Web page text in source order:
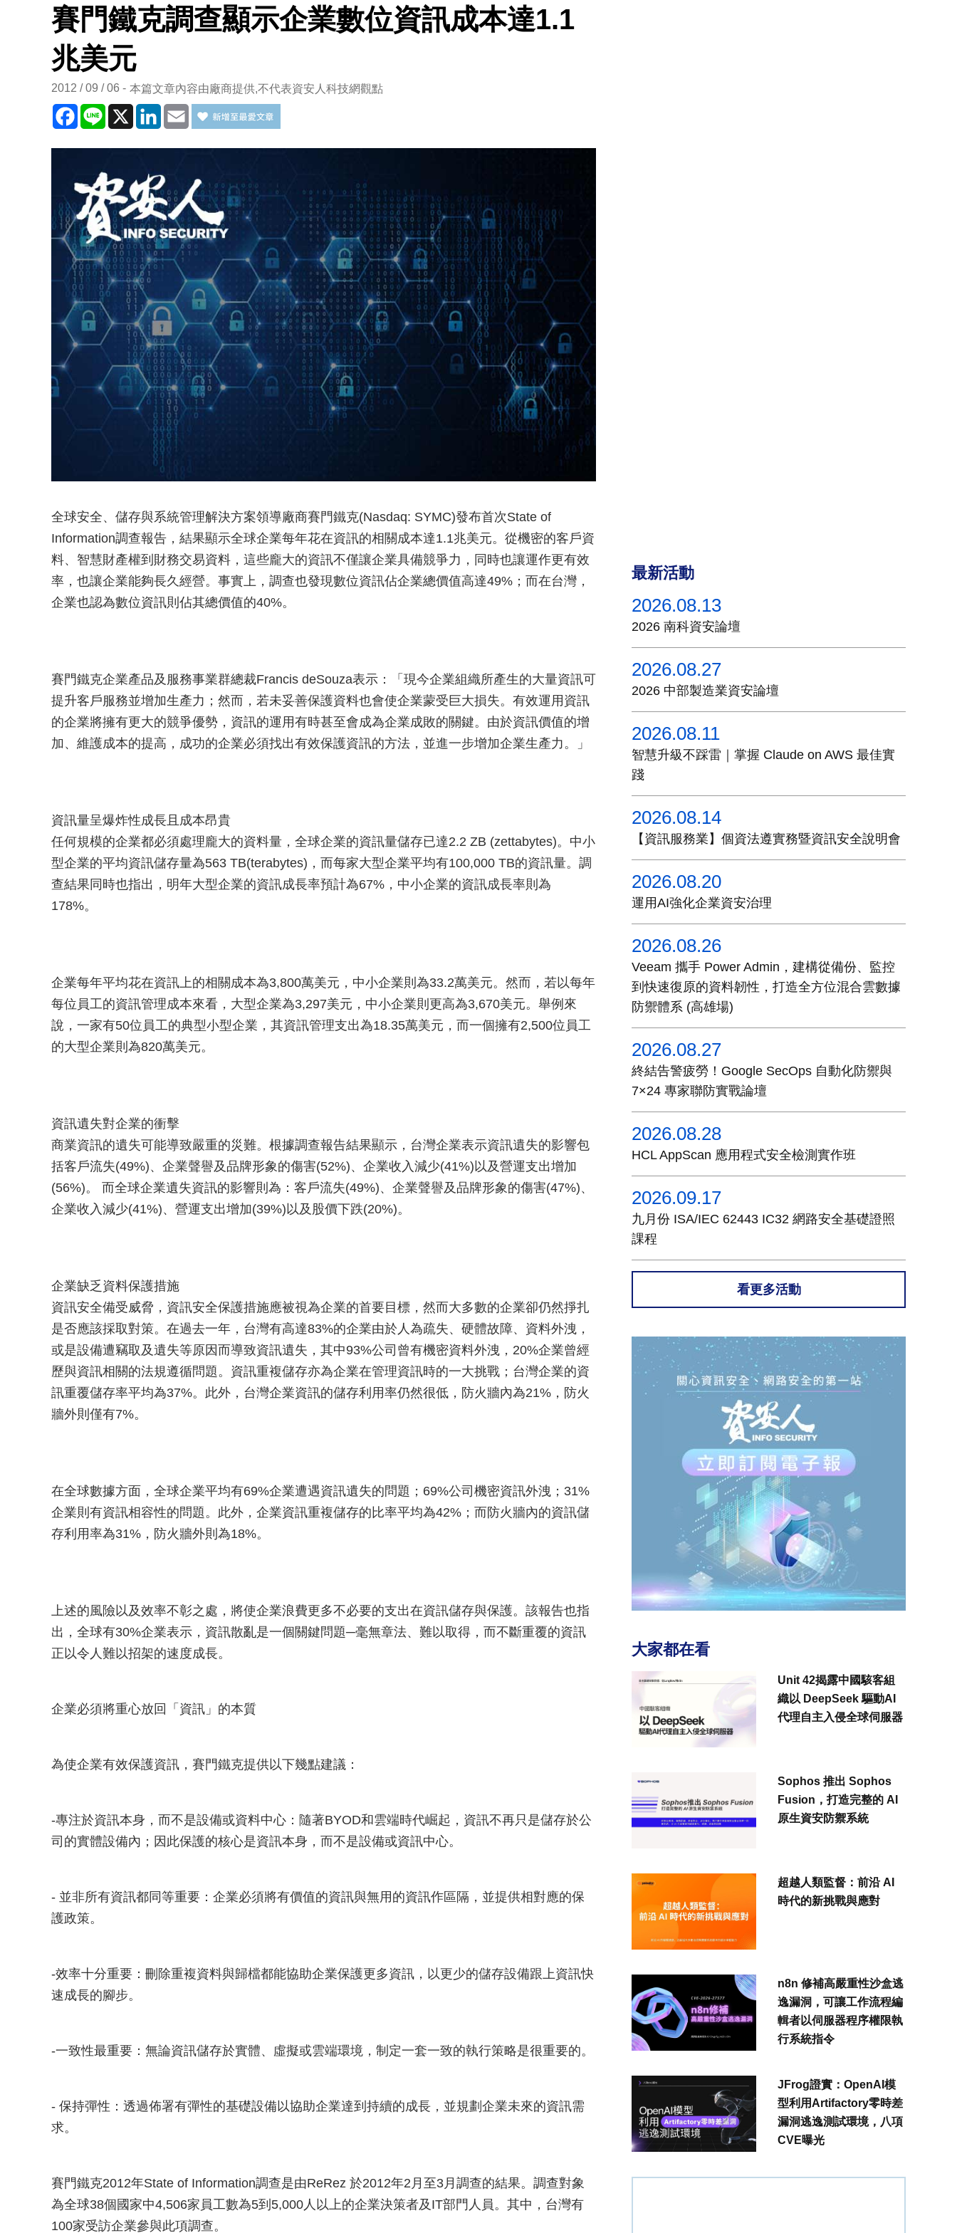
賽門鐵克調查顯示企業數位資訊成本達1.1
兆美元
2012 / 09 / 06 本篇文章內容由廠商提供,不代表資安人科技網觀點
Facebook
Line X LinkedInEmail
全球安全、儲存與系統管理解決方案領導廠商賽門鐵克(Nasdaq: SYMC)發布首次State of
Information調查報告，結果顯示全球企業每年花在資訊的相關成本達1.1兆美元。從機密的客戶資
料、智慧財產權到財務交易資料，這些龐大的資訊不僅讓企業具備競爭力，同時也讓運作更有效
率，也讓企業能夠長久經營。事實上，調查也發現數位資訊佔企業總價值高達49%；而在台灣，
企業也認為數位資訊則佔其總價值的40%。
賽門鐵克企業產品及服務事業群總裁Francis deSouza表示：「現今企業組織所產生的大量資訊可
提升客戶服務並增加生產力；然而，若未妥善保護資料也會使企業蒙受巨大損失。有效運用資訊
的企業將擁有更大的競爭優勢，資訊的運用有時甚至會成為企業成敗的關鍵。由於資訊價值的增
加、維護成本的提高，成功的企業必須找出有效保護資訊的方法，並進一步增加企業生產力。」
資訊量呈爆炸性成長且成本昂貴
任何規模的企業都必須處理龐大的資料量，全球企業的資訊量儲存已達2.2 ZB (zettabytes)。中小
型企業的平均資訊儲存量為563 TB(terabytes)，而每家大型企業平均有100,000 TB的資訊量。調
查結果同時也指出，明年大型企業的資訊成長率預計為67%，中小企業的資訊成長率則為
178%。
企業每年平均花在資訊上的相關成本為3,800萬美元，中小企業則為33.2萬美元。然而，若以每年
每位員工的資訊管理成本來看，大型企業為3,297美元，中小企業則更高為3,670美元。舉例來
說，一家有50位員工的典型小型企業，其資訊管理支出為18.35萬美元，而一個擁有2,500位員工
的大型企業則為820萬美元。
資訊遺失對企業的衝擊
商業資訊的遺失可能導致嚴重的災難。根據調查報告結果顯示，台灣企業表示資訊遺失的影響包
括客戶流失(49%)、企業聲譽及品牌形象的傷害(52%)、企業收入減少(41%)以及營運支出增加
(56%)。 而全球企業遺失資訊的影響則為：客戶流失(49%)、企業聲譽及品牌形象的傷害(47%)、
企業收入減少(41%)、營運支出增加(39%)以及股價下跌(20%)。
企業缺乏資料保護措施
資訊安全備受威脅，資訊安全保護措施應被視為企業的首要目標，然而大多數的企業卻仍然掙扎
是否應該採取對策。在過去一年，台灣有高達83%的企業由於人為疏失、硬體故障、資料外洩，
或是設備遭竊取及遺失等原因而導致資訊遺失，其中93%公司曾有機密資料外洩，20%企業曾經
歷與資訊相關的法規遵循問題。資訊重複儲存亦為企業在管理資訊時的一大挑戰；台灣企業的資
訊重覆儲存率平均為37%。此外，台灣企業資訊的儲存利用率仍然很低，防火牆內為21%，防火
牆外則僅有7%。
在全球數據方面，全球企業平均有69%企業遭遇資訊遺失的問題；69%公司機密資訊外洩；31%
企業則有資訊相容性的問題。此外，企業資訊重複儲存的比率平均為42%；而防火牆內的資訊儲
存利用率為31%，防火牆外則為18%。
上述的風險以及效率不彰之處，將使企業浪費更多不必要的支出在資訊儲存與保護。該報告也指
出，全球有30%企業表示，資訊散亂是一個關鍵問題─毫無章法、難以取得，而不斷重覆的資訊
正以令人難以招架的速度成長。
企業必須將重心放回「資訊」的本質
為使企業有效保護資訊，賽門鐵克提供以下幾點建議：
-專注於資訊本身，而不是設備或資料中心：隨著BYOD和雲端時代崛起，資訊不再只是儲存於公
司的實體設備內；因此保護的核心是資訊本身，而不是設備或資訊中心。
- 並非所有資訊都同等重要：企業必須將有價值的資訊與無用的資訊作區隔，並提供相對應的保
護政策。
-效率十分重要：刪除重複資料與歸檔都能協助企業保護更多資訊，以更少的儲存設備跟上資訊快
速成長的腳步。
-一致性最重要：無論資訊儲存於實體、虛擬或雲端環境，制定一套一致的執行策略是很重要的。
- 保持彈性：透過佈署有彈性的基礎設備以協助企業達到持續的成長，並規劃企業未來的資訊需
求。
賽門鐵克2012年State of Information調查是由ReRez 於2012年2月至3月調查的結果。調查對象
為全球38個國家中4,506家員工數為5到5,000人以上的企業決策者及IT部門人員。其中，台灣有
100家受訪企業參與此項調查。
最新活動
2026.08.13
2026 南科資安論壇
2026.08.27
2026 中部製造業資安論壇
2026.08.11
智慧升級不踩雷｜掌握 Claude on AWS 最佳實
踐
2026.08.14
【資訊服務業】個資法遵實務暨資訊安全說明會
2026.08.20
運用AI強化企業資安治理
2026.08.26
Veeam 攜手 Power Admin，建構從備份、監控
到快速復原的資料韌性，打造全方位混合雲數據
防禦體系 (高雄場)
2026.08.27
終結告警疲勞！Google SecOps 自動化防禦與
7×24 專家聯防實戰論壇
2026.08.28
HCL AppScan 應用程式安全檢測實作班
2026.09.17
九月份 ISA/IEC 62443 IC32 網路安全基礎證照
課程
看更多活動
大家都在看
Unit 42揭露中國駭客組
織以 DeepSeek 驅動AI
代理自主入侵全球伺服器
Sophos 推出 Sophos
Fusion，打造完整的 AI
原生資安防禦系統
超越人類監督：前沿 AI
時代的新挑戰與應對
n8n 修補高嚴重性沙盒逃
逸漏洞，可讓工作流程編
輯者以伺服器程序權限執
行系統指令
JFrog證實：OpenAI模
型利用Artifactory零時差
漏洞逃逸測試環境，八項
CVE曝光